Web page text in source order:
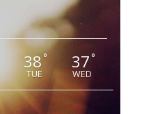
38 °
TUE
37°
WED